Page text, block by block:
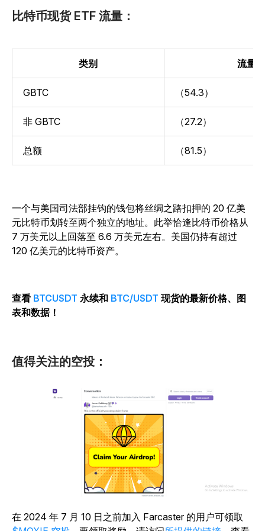
比特币现货 ETF 流量：
类别 流量
GBTC （54.3）
非 GBTC （27.2）
总额 （81.5）
一个与美国司法部挂钩的钱包将丝绸之路扣押的 20 亿美
元比特币划转至两个独立的地址。此举恰逢比特币价格从
7 万美元以上回落至 6.6 万美元左右。美国仍持有超过
120 亿美元的比特币资产。
查看 BTCUSDT 永续和 BTC/USDT 现货的最新价格、图
表和数据！
值得关注的空投：
在 2024 年 7 月 10 日之前加入 Farcaster 的用户可领取